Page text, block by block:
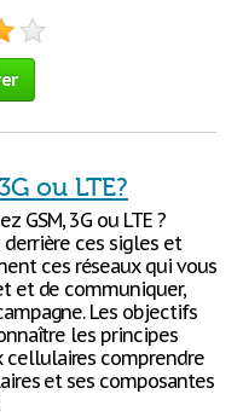
ou LTE?
GSM, 3G ou LTE ?
ces sigles et
ces réseaux qui vous
et de communiquer,
Les objectifs
les principes
cellulaires comprendre
et ses composantes